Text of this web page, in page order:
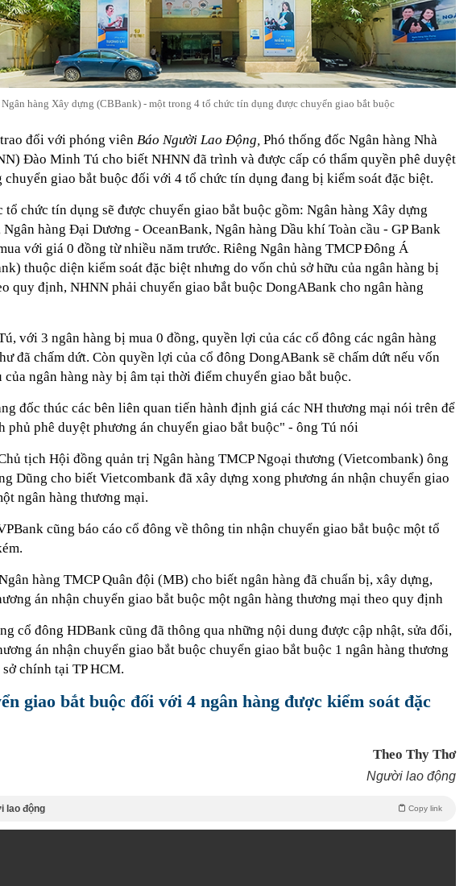
Ngân hàng Xây dựng (CBBank) - một trong 4 tổ chức tín dụng được chuyển giao bắt buộc
đổi với phóng viên Báo Người Lao Động, Phó thống đốc Ngân hàng Nhà
Đào Minh Tú cho biết NHNN đã trình và được cấp có thẩm quyền phê duyệt
chuyển giao bắt buộc đối với 4 tổ chức tín dụng đang bị kiểm soát đặc biệt.
tổ chức tín dụng sẽ được chuyển giao bắt buộc gồm: Ngân hàng Xây dựng
hàng Đại Dương - OceanBank, Ngân hàng Dầu khí Toàn cầu - GP Bank
với giá 0 đồng từ nhiều năm trước. Riêng Ngân hàng TMCP Đông Á
thuộc diện kiểm soát đặc biệt nhưng do vốn chủ sở hữu của ngân hàng bị
quy định, NHNN phải chuyển giao bắt buộc DongABank cho ngân hàng
với 3 ngân hàng bị mua 0 đồng, quyền lợi của các cổ đông các ngân hàng
đã chấm dứt. Còn quyền lợi của cổ đông DongABank sẽ chấm dứt nếu vốn
của ngân hàng này bị âm tại thời điểm chuyển giao bắt buộc.
đốc thúc các bên liên quan tiến hành định giá các NH thương mại nói trên để
phủ phê duyệt phương án chuyển giao bắt buộc" - ông Tú nói
tịch Hội đồng quản trị Ngân hàng TMCP Ngoại thương (Vietcombank) ông
Dũng cho biết Vietcombank đã xây dựng xong phương án nhận chuyển giao
ngân hàng thương mại.
cũng báo cáo cổ đông về thông tin nhận chuyển giao bắt buộc một tổ
hàng TMCP Quân đội (MB) cho biết ngân hàng đã chuẩn bị, xây dựng,
án nhận chuyển giao bắt buộc một ngân hàng thương mại theo quy định
cổ đông HDBank cũng đã thông qua những nội dung được cập nhật, sửa đổi,
án nhận chuyển giao bắt buộc chuyển giao bắt buộc 1 ngân hàng thương
chính tại TP HCM.
giao bắt buộc đối với 4 ngân hàng được kiểm soát đặc
Theo Thy Thơ
Người lao động
lao động Copy link